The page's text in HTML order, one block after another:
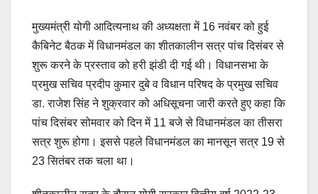
मुख्यमंत्री योगी आदित्यनाथ की अध्यक्षता में 16 नवंबर को हुई
कैबिनेट बैठक में विधानमंडल का शीतकालीन सत्र पांच दिसंबर से
शुरू करने के प्रस्ताव को हरी झंडी दी गई थी। विधानसभा के
प्रमुख सचिव प्रदीप कुमार दुबे व विधान परिषद के प्रमुख सचिव
डा. राजेश सिंह ने शुक्रवार को अधिसूचना जारी करते हुए कहा कि
पांच दिसंबर सोमवार को दिन में 11 बजे से विधानमंडल का तीसरा
सत्र शुरू होगा। इससे पहले विधानमंडल का मानसून सत्र 19 से
23 सितंबर तक चला था।